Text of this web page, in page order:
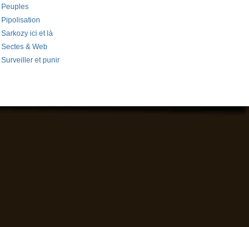
Peuples
Pipolisation
Sarkozy ici et là
Sectes & Web
Surveiller et punir